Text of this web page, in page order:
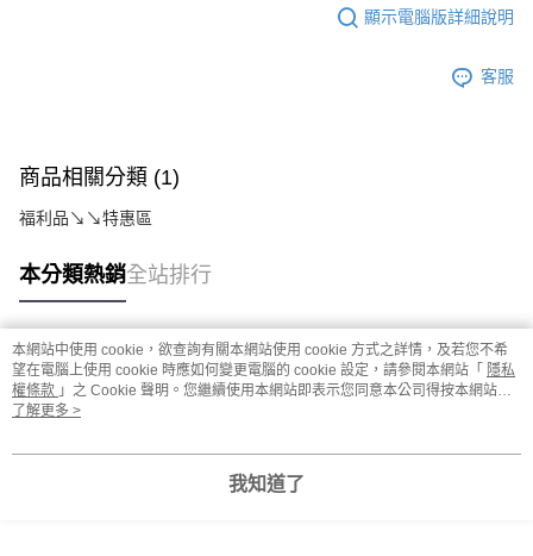
顯示電腦版詳細說明
客服
商品相關分類 (1)
福利品↘↘特惠區
本分類熱銷全站排行
熱門標籤
本網站中使用 cookie，欲查詢有關本網站使用 cookie 方式之詳情，及若您不希
望在電腦上使用 cookie 時應如何變更電腦的 cookie 設定，請參閱本網站「 隱私
權條款 」之 Cookie 聲明。您繼續使用本網站即表示您同意本公司得按本網站使
用條款之 Cookie 聲明使用 cookie。
了解更多 >
我知道了